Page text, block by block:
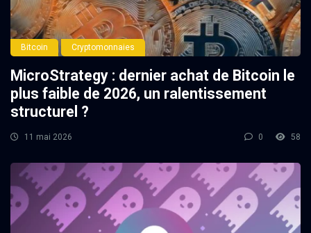
Bitcoin Cryptomonnaies
MicroStrategy : dernier achat de Bitcoin le
plus faible de 2026, un ralentissement
structurel ?
11 mai 2026 0 58